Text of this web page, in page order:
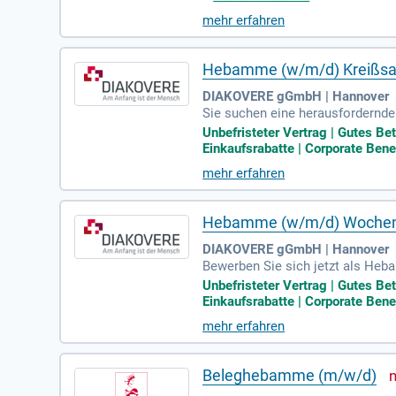
zt und gestalten Sie das Leben
mehr erfahren
Hebamme (w/m/d)
DIAKOVERE gGmbH | Hannover
Sie suchen eine
stellen an, inklusive
r gesamten Geburt. Ihre
en. Eine enge
Sie sich jetzt – wir freuen uns
Unbefristeter Vertrag | Gutes
Einkaufsrabatte | Corporate
mehr erfahren
Hebamme (w/m/d)
DIAKOVERE gGmbH | Hannover
Bewerben Sie sich jetzt als
llen in einem renommierten
iduelle Stillberatung. Unser
d tragen Sie zur
Unbefristeter Vertrag | Gutes
Einkaufsrabatte | Corporate
mehr erfahren
Beleghebamme (m/w/d)